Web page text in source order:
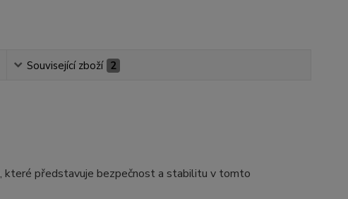
Související zboží 2
které představuje bezpečnost a stabilitu v tomto